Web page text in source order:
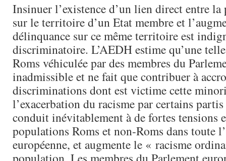
Insinuer l’existence d’un lien direct entre la
sur le territoire d’un Etat membre et
délinquance sur ce même territoire est
discriminatoire. L’AEDH estime qu’une
Roms véhiculée par des membres du
inadmissible et ne fait que contribuer à
discriminations dont est victime cette
l’exacerbation du racisme par certains
conduit inévitablement à de fortes tensions
populations Roms et non-Roms dans toute
européenne, et augmente le « racisme